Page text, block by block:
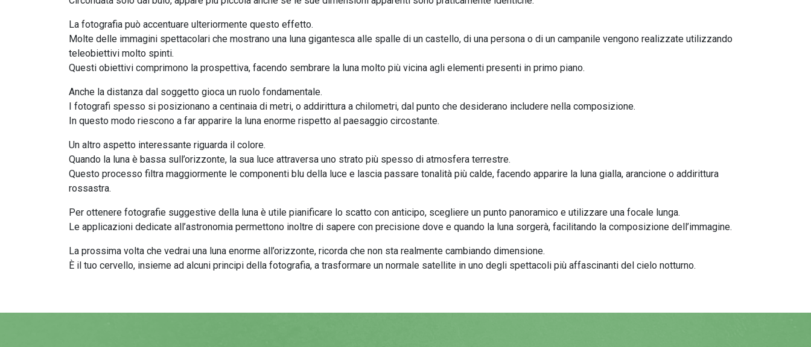
La fotografia può accentuare ulteriormente questo effetto.
Molte delle immagini spettacolari che mostrano una luna gigantesca alle spalle di un castello, di una persona o di un campanile vengono realizzate utilizzando
teleobiettivi molto spinti.
Questi obiettivi comprimono la prospettiva, facendo sembrare la luna molto più vicina agli elementi presenti in primo piano.
Anche la distanza dal soggetto gioca un ruolo fondamentale.
I fotografi spesso si posizionano a centinaia di metri, o addirittura a chilometri, dal punto che desiderano includere nella composizione.
In questo modo riescono a far apparire la luna enorme rispetto al paesaggio circostante.
Un altro aspetto interessante riguarda il colore.
Quando la luna è bassa sull’orizzonte, la sua luce attraversa uno strato più spesso di atmosfera terrestre.
Questo processo filtra maggiormente le componenti blu della luce e lascia passare tonalità più calde, facendo apparire la luna gialla, arancione o addirittura
rossastra.
Per ottenere fotografie suggestive della luna è utile pianificare lo scatto con anticipo, scegliere un punto panoramico e utilizzare una focale lunga.
Le applicazioni dedicate all’astronomia permettono inoltre di sapere con precisione dove e quando la luna sorgerà, facilitando la composizione dell’immagine.
La prossima volta che vedrai una luna enorme all’orizzonte, ricorda che non sta realmente cambiando dimensione.
È il tuo cervello, insieme ad alcuni principi della fotografia, a trasformare un normale satellite in uno degli spettacoli più affascinanti del cielo notturno.